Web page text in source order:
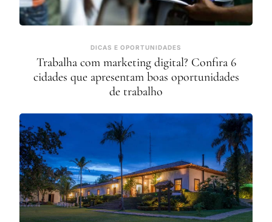
DICAS E OPORTUNIDADES
Trabalha com marketing digital? Confira 6
cidades que apresentam boas oportunidades
de trabalho